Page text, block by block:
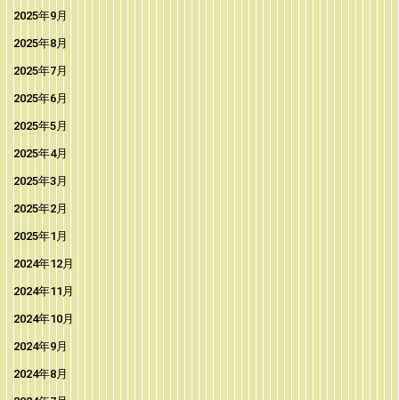
2025年9月
2025年8月
2025年7月
2025年6月
2025年5月
2025年4月
2025年3月
2025年2月
2025年1月
2024年12月
2024年11月
2024年10月
2024年9月
2024年8月